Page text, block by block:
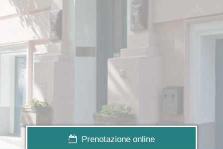
▬ ▬ ▬
Prenotazione online